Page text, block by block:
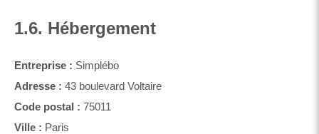
1.6. Hébergement
Entreprise : Simplébo
Adresse : 43 boulevard Voltaire
Code postal : 75011
Ville : Paris